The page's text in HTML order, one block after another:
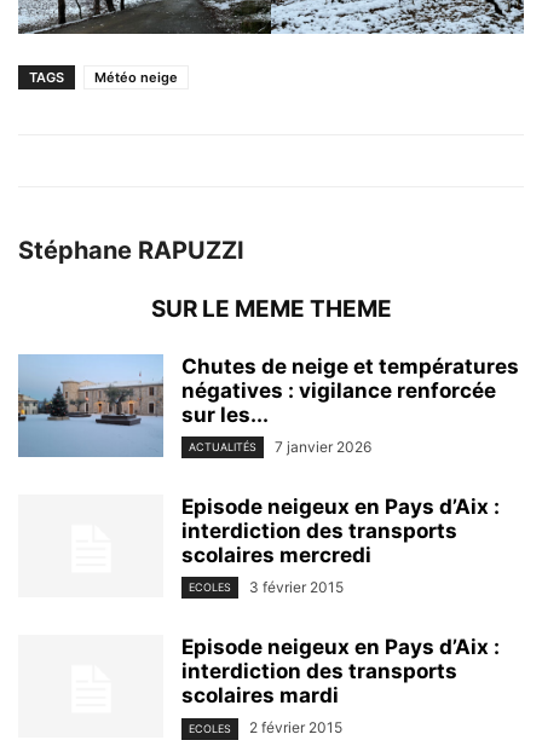
TAGS Météo neige
Stéphane RAPUZZI
SUR LE MEME THEME
Chutes de neige et températures
négatives : vigilance renforcée
sur les...
ACTUALITÉS 7 janvier 2026
Episode neigeux en Pays d’Aix :
interdiction des transports
scolaires mercredi
ECOLES 3 février 2015
Episode neigeux en Pays d’Aix :
interdiction des transports
scolaires mardi
ECOLES 2 février 2015